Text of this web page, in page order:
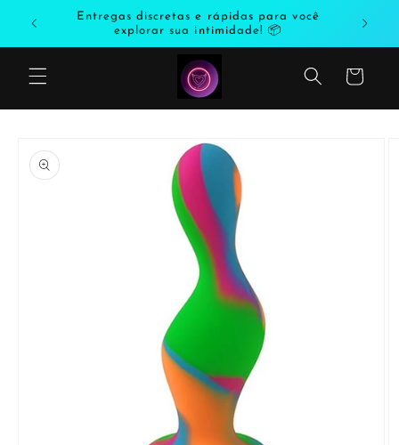
para o
Entregas discretas e rápidas para você
explorar sua intimidade! 📦
Carrinho
informação
do produto